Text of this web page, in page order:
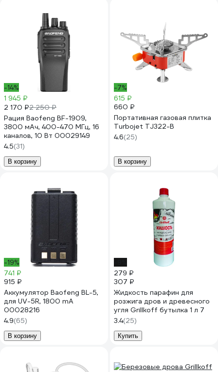
-14%
1 945 ₽
2 170 ₽2 250 ₽
Рация Baofeng BF-1909,
3800 мАч, 400-470 МГц, 16
каналов, 10 Вт 00029149
4.5(31)
В корзину
-7%
615 ₽
660 ₽
Портативная газовая плитка
Turbojet TJ322-B
4.6(25)
В корзину
-19%
741 ₽
915 ₽
Аккумулятор Baofeng BL-5,
для UV-5R, 1800 mA
00028216
4.9(65)
В корзину
279 ₽
307 ₽
Жидкость парафин для
розжига дров и древесного
угля Grillkoff бутылка 1 л 7
3.4(25)
Купить